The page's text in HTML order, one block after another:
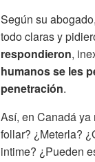
Según su
todo claras y
respondieron,
humanos se les
penetración.
Así, en Canadá
follar? ¿Meterla?
intime? ¿Pueden